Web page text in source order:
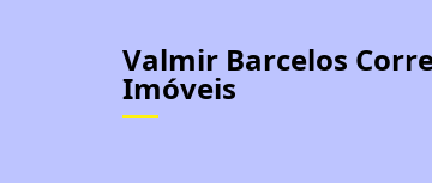
Valmir Barcelos
Imóveis